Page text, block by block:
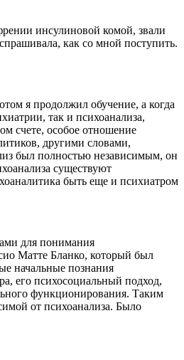
инсулиновой комой, звали
как со мной поступить.
я продолжил обучение, а когда
так и психоанализа,
счете, особое отношение
другими словами,
был полностью независимым, он
существуют
быть еще и психиатром
для понимания
Матте Бланко, который был
начальные познания
его психосоциальный подход,
функционирования. Таким
от психоанализа. Было